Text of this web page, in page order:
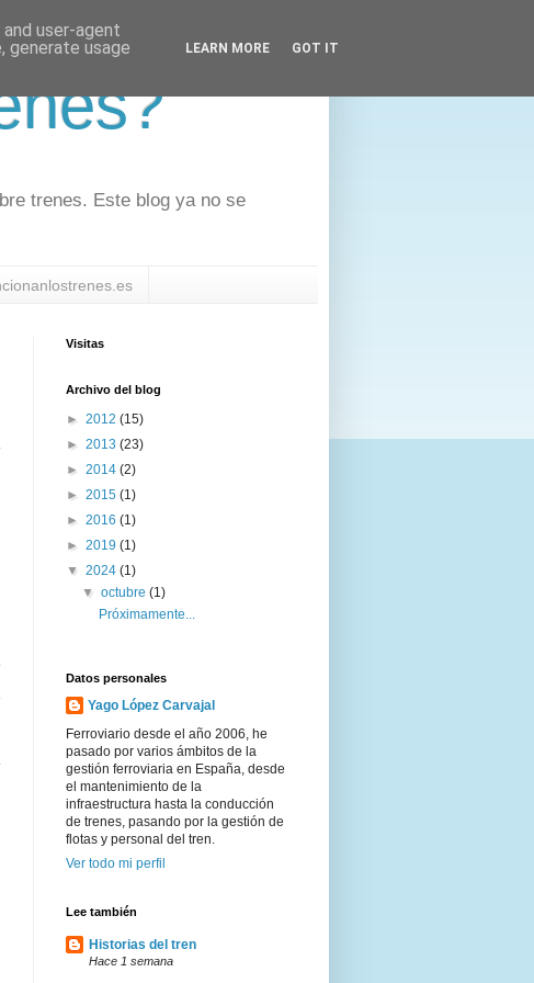
trenes. Este blog ya no se
Visitas
Archivo del blog
► 2012 (15)
► 2013 (23)
► 2014 (2)
► 2015 (1)
► 2016 (1)
► 2019 (1)
▼ 2024 (1)
▼octubre(1)
Próximamente...
Datos personales
Yago López Carvajal
Ferroviario desde el año 2006, he
pasado por varios ámbitos de la
gestión ferroviaria en España, desde
el mantenimiento de la
infraestructura hasta la conducción
de trenes, pasando por la gestión de
flotas y personal del tren.
Ver todo mi perfil
Lee también
Historias del tren
Hace 1 semana
user-agent
generate usage
LEARN MORE GOT IT